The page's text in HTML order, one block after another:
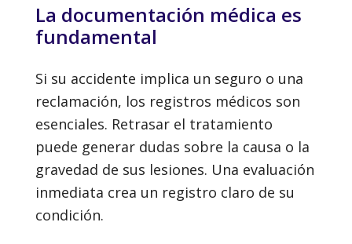
La documentación médica es
fundamental
Si su accidente implica un seguro o una
reclamación, los registros médicos son
esenciales. Retrasar el tratamiento
puede generar dudas sobre la causa o la
gravedad de sus lesiones. Una evaluación
inmediata crea un registro claro de su
condición.